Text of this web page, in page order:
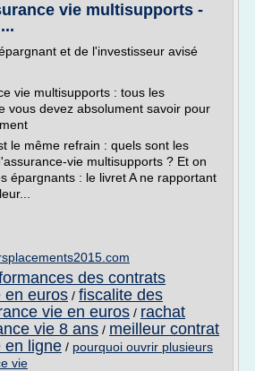
vie multisupports -
et de l'investisseur avisé
vie multisupports : tous les
vous devez absolument savoir pour
le même refrain : quels sont les
vie multisupports ? Et on
épargnants : le livret A ne rapportant
des contrats
en euros / fiscalite des
vie en euros / rachat
vie 8 ans / meilleur contrat
en ligne / pourquoi ouvrir plusieurs
vie